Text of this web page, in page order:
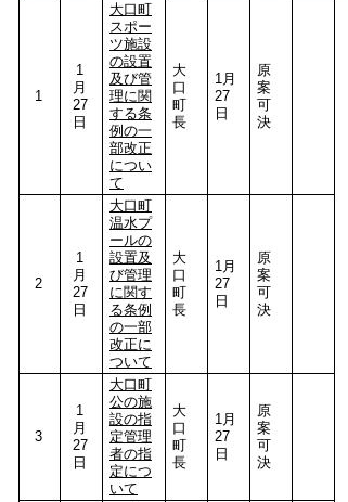
1
1
月
27
日
大口町
スポー
ツ施設
の設置
及び管
理に関
する条
例の一
部改正
につい
て
大
口
町
長
1月
27
日
原
案
可
決
2
1
月
27
日
大口町
温水プ
ールの
設置及
び管理
に関す
る条例
の一部
改正に
ついて
大
口
町
長
1月
27
日
原
案
可
決
3
1
月
27
日
大口町
公の施
設の指
定管理
者の指
定につ
いて
大
口
町
長
1月
27
日
原
案
可
決